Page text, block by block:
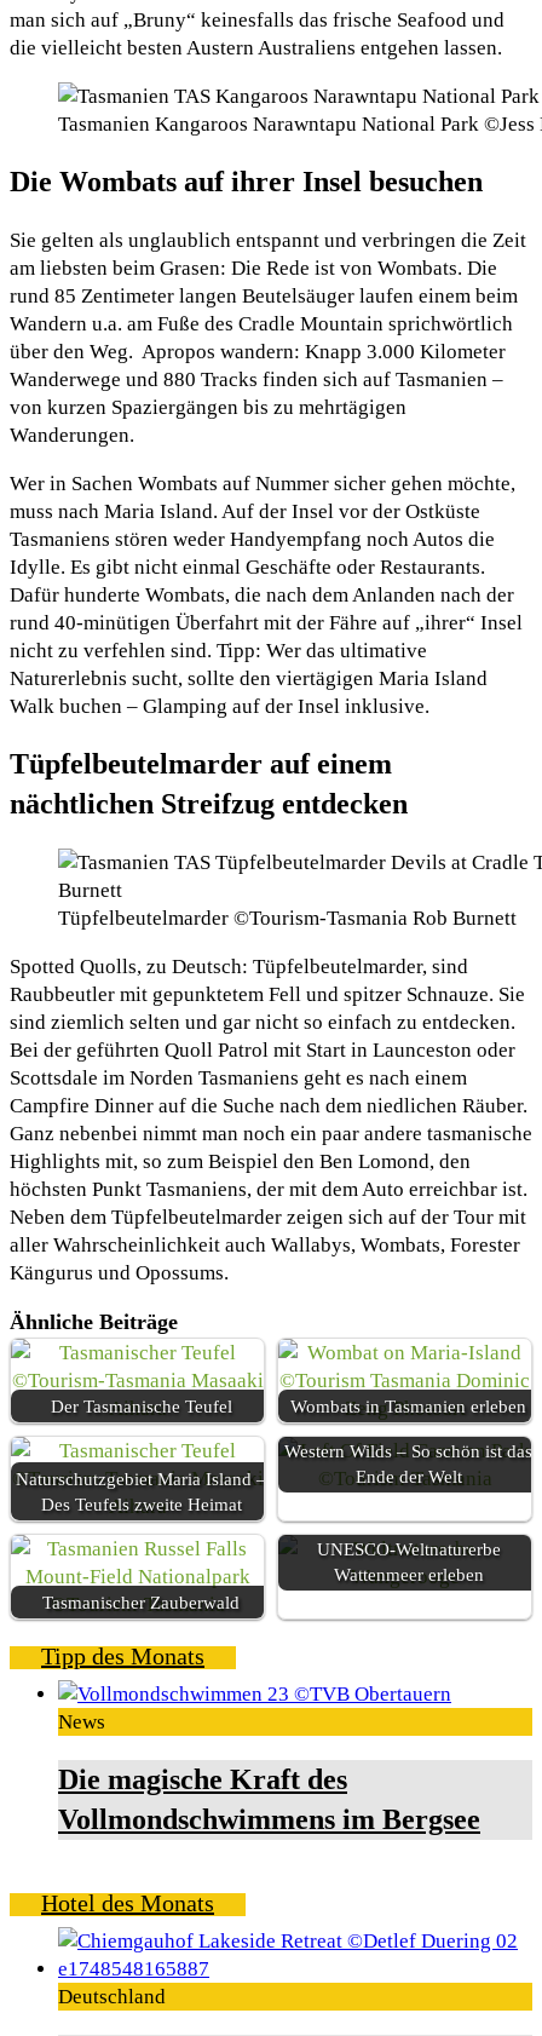
man sich auf „Bruny“ keinesfalls das frische Seafood und
die vielleicht besten Austern Australiens entgehen lassen.
Tasmanien Kangaroos Narawntapu National Park ©Jess
Die Wombats auf ihrer Insel besuchen
Sie gelten als unglaublich entspannt und verbringen die Zeit
am liebsten beim Grasen: Die Rede ist von Wombats. Die
rund 85 Zentimeter langen Beutelsäuger laufen einem beim
Wandern u.a. am Fuße des Cradle Mountain sprichwörtlich
über den Weg. Apropos wandern: Knapp 3.000 Kilometer
Wanderwege und 880 Tracks finden sich auf Tasmanien –
von kurzen Spaziergängen bis zu mehrtägigen
Wanderungen.
Wer in Sachen Wombats auf Nummer sicher gehen möchte,
muss nach Maria Island. Auf der Insel vor der Ostküste
Tasmaniens stören weder Handyempfang noch Autos die
Idylle. Es gibt nicht einmal Geschäfte oder Restaurants.
Dafür hunderte Wombats, die nach dem Anlanden nach der
rund 40-minütigen Überfahrt mit der Fähre auf „ihrer“ Insel
nicht zu verfehlen sind. Tipp: Wer das ultimative
Naturerlebnis sucht, sollte den viertägigen Maria Island
Walk buchen – Glamping auf der Insel inklusive.
Tüpfelbeutelmarder auf einem
nächtlichen Streifzug entdecken
Tüpfelbeutelmarder ©Tourism-Tasmania Rob Burnett
Spotted Quolls, zu Deutsch: Tüpfelbeutelmarder, sind
Raubbeutler mit gepunktetem Fell und spitzer Schnauze. Sie
sind ziemlich selten und gar nicht so einfach zu entdecken.
Bei der geführten Quoll Patrol mit Start in Launceston oder
Scottsdale im Norden Tasmaniens geht es nach einem
Campfire Dinner auf die Suche nach dem niedlichen Räuber.
Ganz nebenbei nimmt man noch ein paar andere tasmanische
Highlights mit, so zum Beispiel den Ben Lomond, den
höchsten Punkt Tasmaniens, der mit dem Auto erreichbar ist.
Neben dem Tüpfelbeutelmarder zeigen sich auf der Tour mit
aller Wahrscheinlichkeit auch Wallabys, Wombats, Forester
Kängurus und Opossums.
Ähnliche Beiträge
Der Tasmanische Teufel Wombats in Tasmanien erleben
Naturschutzgebiet Maria Island –
Des Teufels zweite Heimat
Western Wilds – So schön ist das
Ende der Welt
Tasmanischer Zauberwald
UNESCO-Weltnaturerbe
Wattenmeer erleben
Tipp des Monats
News
Die magische Kraft des
Vollmondschwimmens im Bergsee
Hotel des Monats
Deutschland